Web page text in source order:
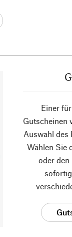
Einer
Gutscheinen
Auswahl des
Wählen Sie
oder den